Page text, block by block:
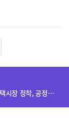
(보도설명) 금번 종합부동산세 개편은 거주 중심 주택시장 정착, 공정과세 및 과세형평 제고를 위한 것입니다.